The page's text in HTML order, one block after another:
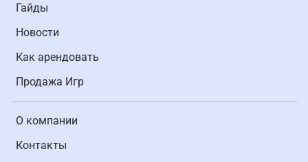
Гайды
Новости
Как арендовать
Продажа Игр
О компании
Контакты